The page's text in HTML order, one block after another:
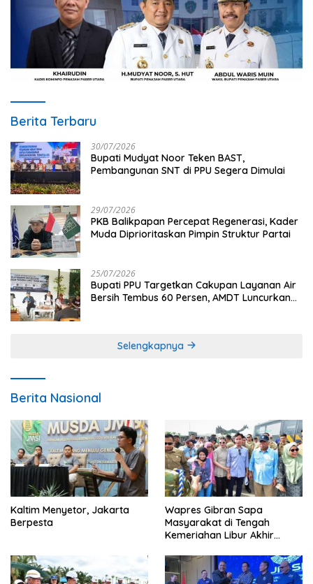
Berita Terbaru
30/07/2026
Bupati Mudyat Noor Teken BAST,
Pembangunan SNT di PPU Segera Dimulai
29/07/2026
PKB Balikpapan Percepat Regenerasi, Kader
Muda Diprioritaskan Pimpin Struktur Partai
25/07/2026
Bupati PPU Targetkan Cakupan Layanan Air
Bersih Tembus 60 Persen, AMDT Luncurkan
Selengkapnya
Berita Nasional
Kaltim Menyetor, Jakarta
Berpesta
Wapres Gibran Sapa
Masyarakat di Tengah
Kemeriahan Libur Akhir